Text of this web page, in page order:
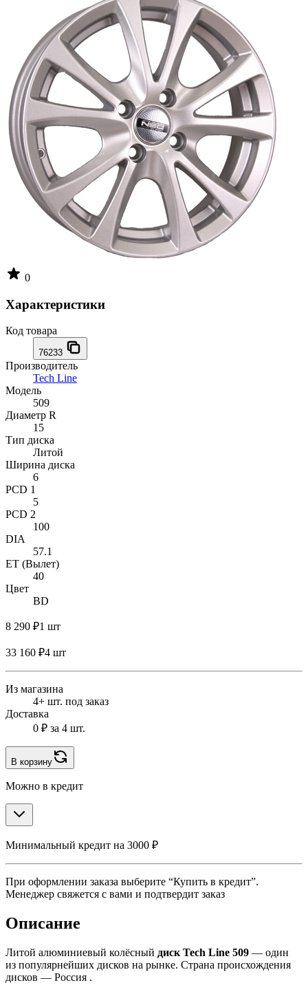
0
Характеристики
Код товара
76233
Производитель
Tech Line
Модель
509
Диаметр R
15
Тип диска
Литой
Ширина диска
6
PCD 1
5
PCD 2
100
DIA
57.1
ET (Вылет)
40
Цвет
BD
8 290 ₽1 шт
33 160 ₽4 шт
Из магазина
4+ шт. под заказ
Доставка
0 ₽ за 4 шт.
В корзину
Можно в кредит
Минимальный кредит на 3000 ₽
При оформлении заказа выберите “Купить в кредит”.
Менеджер свяжется с вами и подтвердит заказ
Описание
Литой алюминиевый колёсный диск Tech Line 509 — один
из популярнейших дисков на рынке. Страна происхождения
дисков — Россия .